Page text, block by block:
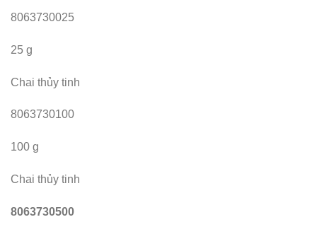
8063730025
25 g
Chai thủy tinh
8063730100
100 g
Chai thủy tinh
8063730500